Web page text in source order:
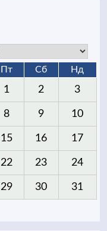
Пт Сб Нд
1 2 3
8 9 10
15 16 17
22 23 24
29 30 31